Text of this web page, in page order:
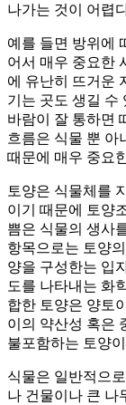
나가는 것이 어렵
예를 들면 방위에
어서 매우 중요한
에 유난히 뜨거운
기는 곳도 생길 수
바람이 잘 통하면
흐름은 식물 뿐 아
때문에 매우 중요
토양은 식물체를
이기 때문에 토양
쁨은 식물의 생사
항목으로는 토양
양을 구성한는 입
도를 나타내는 화
합한 토양은 양토
이의 약산성 혹은
불포함하는 토양
식물은 일반적으
나 건물이나 큰 나